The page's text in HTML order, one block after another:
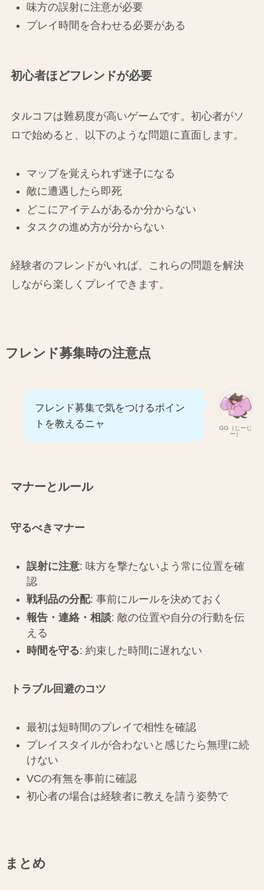
味方の誤射に注意が必要
プレイ時間を合わせる必要がある
初心者ほどフレンドが必要
タルコフは難易度が高いゲームです。初心者がソ
ロで始めると、以下のような問題に直面します。
マップを覚えられず迷子になる
敵に遭遇したら即死
どこにアイテムがあるか分からない
タスクの進め方が分からない
経験者のフレンドがいれば、これらの問題を解決
しながら楽しくプレイできます。
フレンド募集時の注意点
GG（じーじ
ー）
フレンド募集で気をつけるポイン
トを教えるニャ
マナーとルール
守るべきマナー
誤射に注意: 味方を撃たないよう常に位置を確
認
戦利品の分配: 事前にルールを決めておく
報告・連絡・相談: 敵の位置や自分の行動を伝
える
時間を守る: 約束した時間に遅れない
トラブル回避のコツ
最初は短時間のプレイで相性を確認
プレイスタイルが合わないと感じたら無理に続
けない
VCの有無を事前に確認
初心者の場合は経験者に教えを請う姿勢で
まとめ